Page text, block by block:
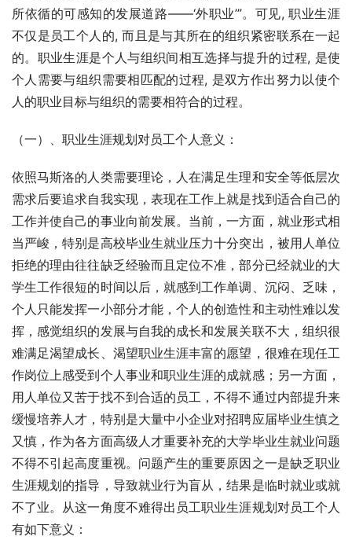
所依循的可感知的发展道路——‘外职业’”。可见, 职业生涯
不仅是员工个人的, 而且是与其所在的组织紧密联系在一起
的。职业生涯是个人与组织间相互选择与提升的过程, 是使
个人需要与组织需要相匹配的过程, 是双方作出努力以使个
人的职业目标与组织的需要相符合的过程。
（一）、职业生涯规划对员工个人意义：
依照马斯洛的人类需要理论，人在满足生理和安全等低层次
需求后要追求自我实现，表现在工作上就是找到适合自己的
工作并使自己的事业向前发展。当前，一方面，就业形式相
当严峻，特别是高校毕业生就业压力十分突出，被用人单位
拒绝的理由往往缺乏经验而且定位不准，部分已经就业的大
学生工作很短的时间以后，就感到工作单调、沉闷、乏味，
个人只能发挥一小部分才能，个人的创造性和主动性难以发
挥，感觉组织的发展与自我的成长和发展关联不大，组织很
难满足渴望成长、渴望职业生涯丰富的愿望，很难在现任工
作岗位上感受到个人事业和职业生涯的成就感；另一方面，
用人单位又苦于找不到合适的员工，不得不通过内部提升来
缓慢培养人才，特别是大量中小企业对招聘应届毕业生慎之
又慎，作为各方面高级人才重要补充的大学毕业生就业问题
不得不引起高度重视。问题产生的重要原因之一是缺乏职业
生涯规划的指导，导致就业行为盲从，结果是临时就业或就
不了业。从这一角度不难得出员工职业生涯规划对员工个人
有如下意义：